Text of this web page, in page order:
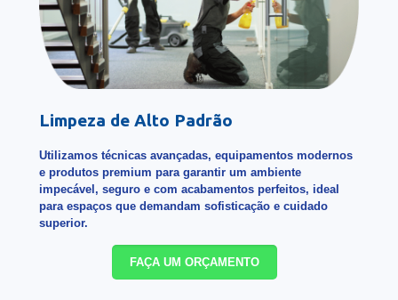
Limpeza de Alto Padrão
Utilizamos técnicas avançadas, equipamentos modernos
e produtos premium para garantir um ambiente
impecável, seguro e com acabamentos perfeitos, ideal
para espaços que demandam sofisticação e cuidado
superior.
FAÇA UM ORÇAMENTO